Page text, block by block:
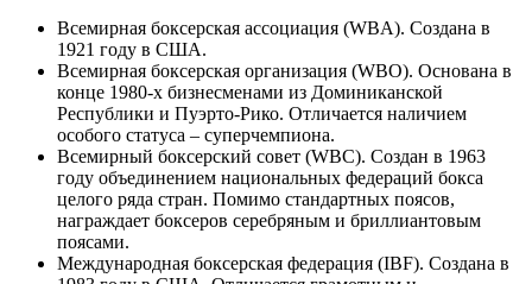
Всемирная боксерская ассоциация (WBA). Создана в
1921 году в США.
Всемирная боксерская организация (WBO). Основана в
конце 1980-х бизнесменами из Доминиканской
Республики и Пуэрто-Рико. Отличается наличием
особого статуса – суперчемпиона.
Всемирный боксерский совет (WBC). Создан в 1963
году объединением национальных федераций бокса
целого ряда стран. Помимо стандартных поясов,
награждает боксеров серебряным и бриллиантовым
поясами.
Международная боксерская федерация (IBF). Создана в